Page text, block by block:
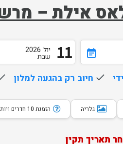
אילת –
event_note
11 יול 2026
שבת
done חיוב רק בהגעה למלון
גלריה הזמנת 10 חדרים ויותר
תאריך תקין